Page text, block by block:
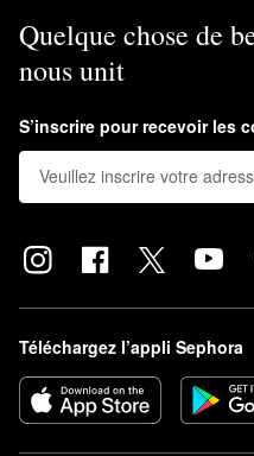
Quelque chose de
nous unit
S’inscrire pour recevoir les
Téléchargez l’appli Sephora